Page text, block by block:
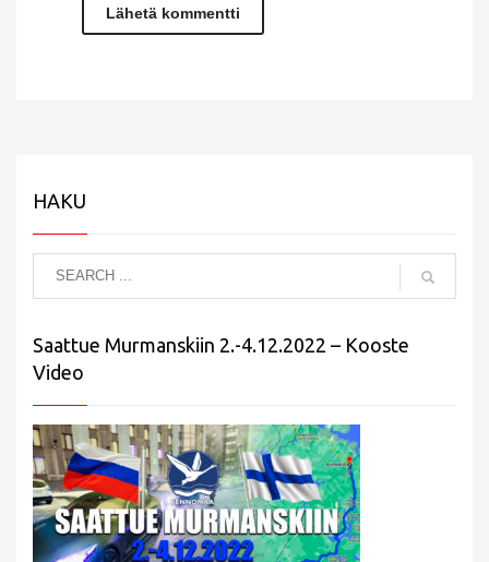
HAKU
Saattue Murmanskiin 2.-4.12.2022 – Kooste
Video